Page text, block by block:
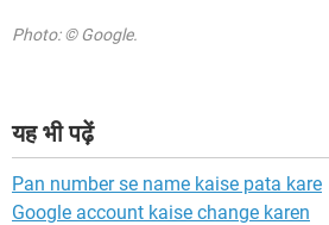
Photo: © Google.
यह भी पढ़ें
Pan number se name kaise pata kare
Google account kaise change karen